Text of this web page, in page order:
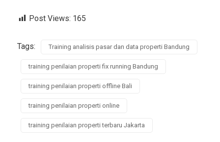
Post Views: 165
Tags: Training analisis pasar dan data properti Bandung
training penilaian properti fix running Bandung
training penilaian properti offline Bali
training penilaian properti online
training penilaian properti terbaru Jakarta